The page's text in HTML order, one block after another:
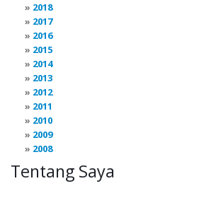
2018
2017
2016
2015
2014
2013
2012
2011
2010
2009
2008
Tentang Saya